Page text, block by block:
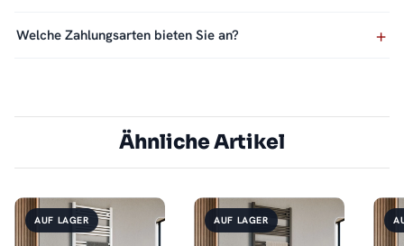
Welche Zahlungsarten bieten Sie an?
Ähnliche Artikel
AUF LAGER AUF LAGER